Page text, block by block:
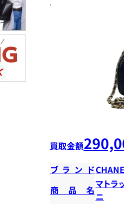
買取金額
ブランド
商品名
マトラ
ニ